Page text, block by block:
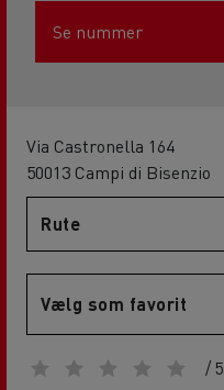
Se nummer
Via Castronella 164
50013 Campi di Bisenzio
Rute
Vælg som favorit
/ 5